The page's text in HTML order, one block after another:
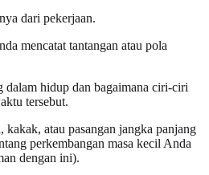
dari pekerjaan.
mencatat tantangan atau pola
dalam hidup dan bagaimana ciri-ciri
tersebut.
kakak, atau pasangan jangka panjang
perkembangan masa kecil Anda
dengan ini).